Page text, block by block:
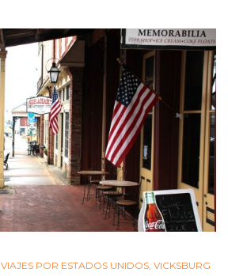
VIAJES POR ESTADOS UNIDOS VICKSBURG